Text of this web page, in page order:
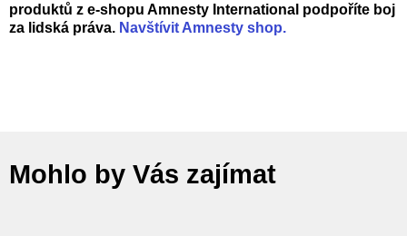
produktů z e-shopu Amnesty International podpoříte boj
za lidská práva. Navštívit Amnesty shop.
Mohlo by Vás zajímat